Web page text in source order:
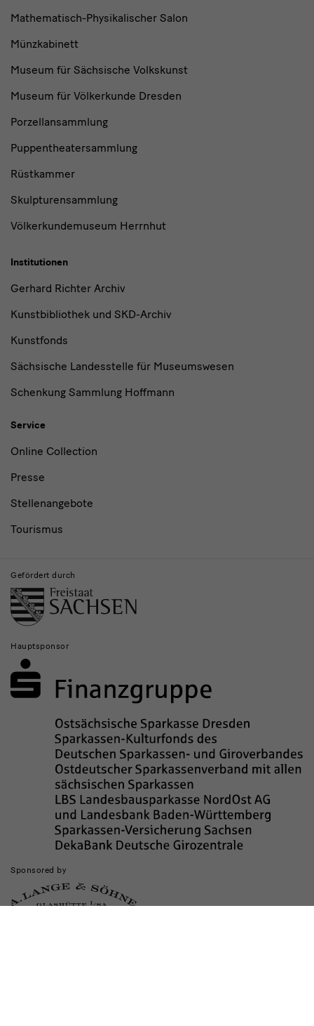
Mathematisch-Physikalischer Salon
Münzkabinett
Museum für Sächsische Volkskunst
Museum für Völkerkunde Dresden
Porzellansammlung
Puppentheatersammlung
Rüstkammer
Skulpturensammlung
Völkerkundemuseum Herrnhut
Institutionen
Gerhard Richter Archiv
Kunstbibliothek und SKD-Archiv
Kunstfonds
Sächsische Landesstelle für Museumswesen
Schenkung Sammlung Hoffmann
Service
Online Collection
Presse
Stellenangebote
Tourismus
Gefördert durch
Hauptsponsor
Sponsored by